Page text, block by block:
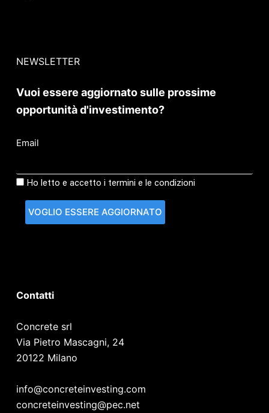
NEWSLETTER
Vuoi essere aggiornato sulle prossime
opportunità d'investimento?
Email
Ho letto e accetto i termini e le condizioni
Contatti
Concrete srl
Via Pietro Mascagni, 24
20122 Milano
info@concreteinvesting.com
concreteinvesting@pec.net